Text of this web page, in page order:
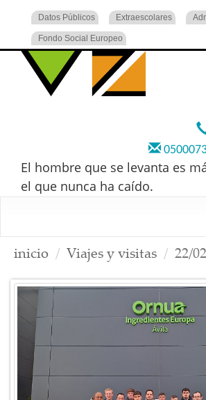
Datos Públicos Extraescolares
Fondo Social Europeo
El hombre que se levanta es
el que nunca ha caído.
inicio Viajes y visitas 22/